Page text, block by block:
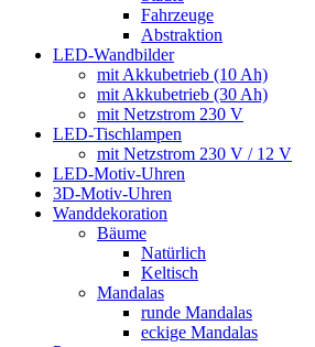
Fahrzeuge
Abstraktion
LED-Wandbilder
mit Akkubetrieb (10 Ah)
mit Akkubetrieb (30 Ah)
mit Netzstrom 230 V
LED-Tischlampen
mit Netzstrom 230 V / 12 V
LED-Motiv-Uhren
3D-Motiv-Uhren
Wanddekoration
Bäume
Natürlich
Keltisch
Mandalas
runde Mandalas
eckige Mandalas